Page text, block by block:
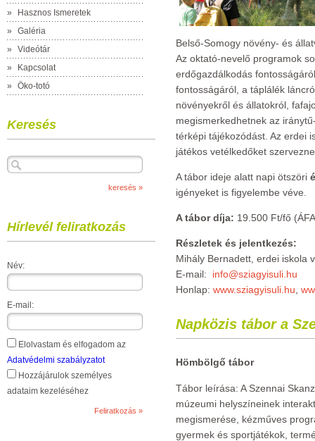
»
Hasznos Ismeretek
»
Galéria
»
Videótár
»
Kapcsolat
»
Öko-totó
Keresés
Hírlevél feliratkozás
Név:
E-mail:
Elolvastam és elfogadom az
Adatvédelmi szabályzatot
Hozzájárulok személyes
adataim kezeléséhez
Belső-Somogy növény- és
Az oktató-nevelő programok
erdőgazdálkodás
fontosságáról, a táplálék
növényekről és állatokról,
megismerkedhetnek az
térképi tájékozódást. Az erdei
játékos vetélkedőket
A tábor ideje alatt napi ötszöri
igényeket is figyelembe véve.
A tábor díja: 19.500 Ft/fő
Részletek és jelentkezés:
Mihály Bernadett, erdei iskola
E-mail: info@sziagyisuli.hu
Honlap: www.sziagyisuli.hu
Napközis tábor a
Hömbölgő tábor
Tábor leírása: A Szennai
múzeumi helyszíneinek
megismerése, kézműves
gyermek és sportjátékok,